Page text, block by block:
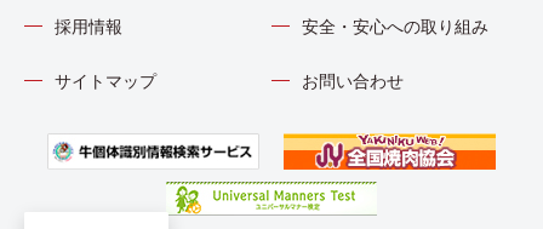
採用情報 安全・安心への取り組み
サイトマップ お問い合わせ